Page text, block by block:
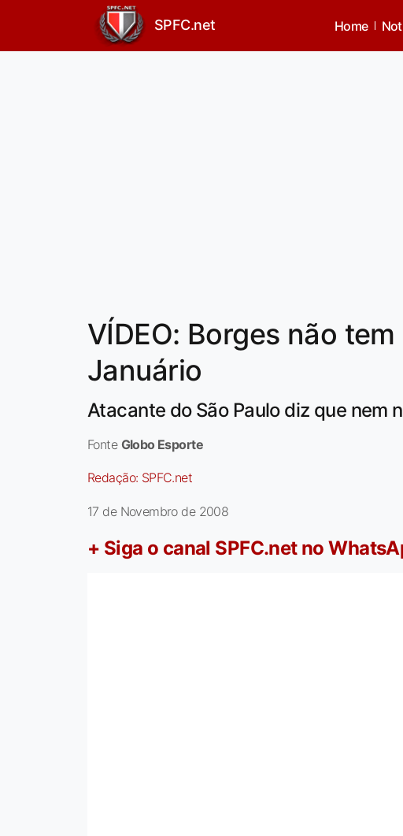
SPFC.net Home
VÍDEO: Borges não
Januário
Atacante do São Paulo diz que nem
Fonte Globo Esporte
Redação: SPFC.net
17 de Novembro de 2008
+ Siga o canal SPFC.net no